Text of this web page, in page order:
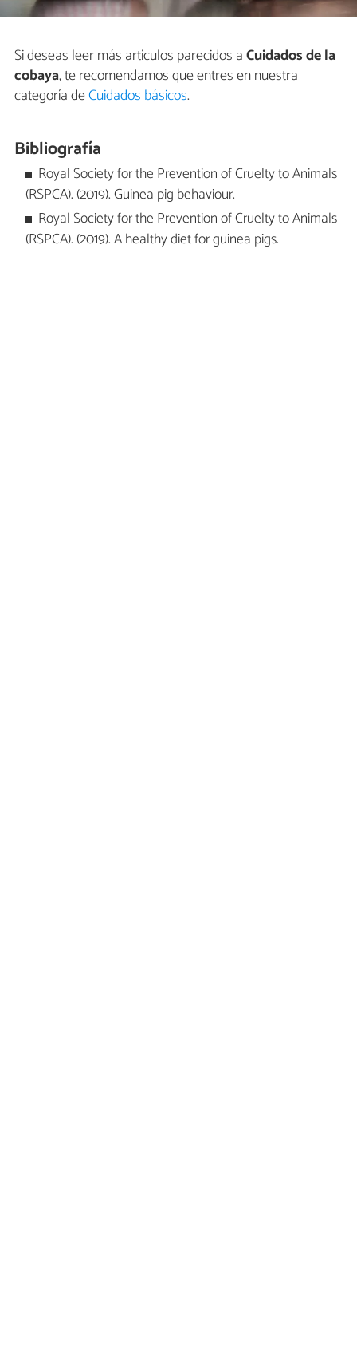
Si deseas leer más artículos parecidos aCuidados de la
cobaya, te recomendamos que entres en nuestra
categoría deCuidados básicos.
Bibliografía
Royal Society for the Prevention of Cruelty to Animals
(RSPCA). (2019). Guinea pig behaviour.
Royal Society for the Prevention of Cruelty to Animals
(RSPCA). (2019). A healthy diet for guinea pigs.